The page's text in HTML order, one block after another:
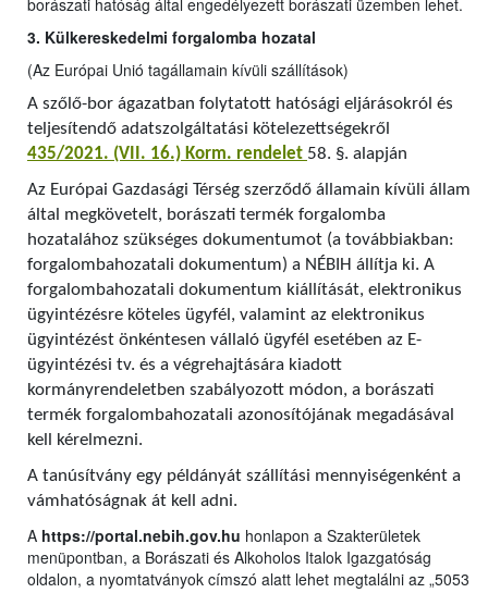
borászati hatóság által engedélyezett borászati üzemben lehet.
3. Külkereskedelmi forgalomba hozatal
(Az Európai Unió tagállamain kívüli szállítások)
A szőlő-bor ágazatban folytatott hatósági eljárásokról és
teljesítendő adatszolgáltatási kötelezettségekről
435/2021. (VII. 16.) Korm. rendelet 58. §. alapján
Az Európai Gazdasági Térség szerződő államain kívüli állam
által megkövetelt, borászati termék forgalomba
hozatalához szükséges dokumentumot (a továbbiakban:
forgalombahozatali dokumentum) a NÉBIH állítja ki. A
forgalombahozatali dokumentum kiállítását, elektronikus
ügyintézésre köteles ügyfél, valamint az elektronikus
ügyintézést önkéntesen vállaló ügyfél esetében az E-
ügyintézési tv. és a végrehajtására kiadott
kormányrendeletben szabályozott módon, a borászati
termék forgalombahozatali azonosítójának megadásával
kell kérelmezni.
A tanúsítvány egy példányát szállítási mennyiségenként a
vámhatóságnak át kell adni.
A https://portal.nebih.gov.hu honlapon a Szakterületek
menüpontban, a Borászati és Alkoholos Italok Igazgatóság
oldalon, a nyomtatványok címszó alatt lehet megtalálni az „5053